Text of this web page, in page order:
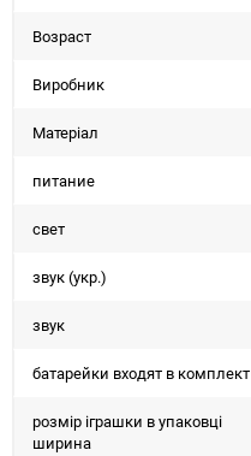
Возраст
Виробник
Матеріал
питание
свет
звук (укр.)
звук
батарейки входят в комплект
розмір іграшки в упаковці
ширина